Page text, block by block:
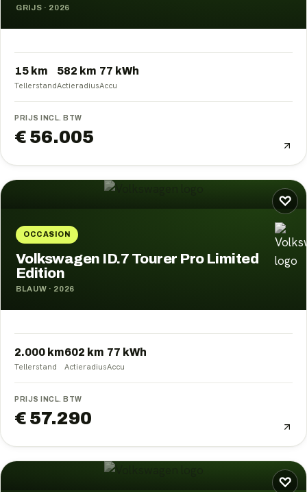
GRIJS · 2026
15 km
Tellerstand
582 km
Actieradius
77 kWh
Accu
PRIJS INCL. BTW
€ 56.005
♡
OCCASION
Volkswagen ID.7 Tourer Pro Limited
Edition
BLAUW · 2026
2.000 km
Tellerstand
602 km
Actieradius
77 kWh
Accu
PRIJS INCL. BTW
€ 57.290
♡